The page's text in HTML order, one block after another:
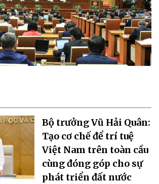
Bộ trưởng Vũ Hải Quân:
Tạo cơ chế để trí tuệ
Việt Nam trên toàn cầu
cùng đóng góp cho sự
phát triển đất nước